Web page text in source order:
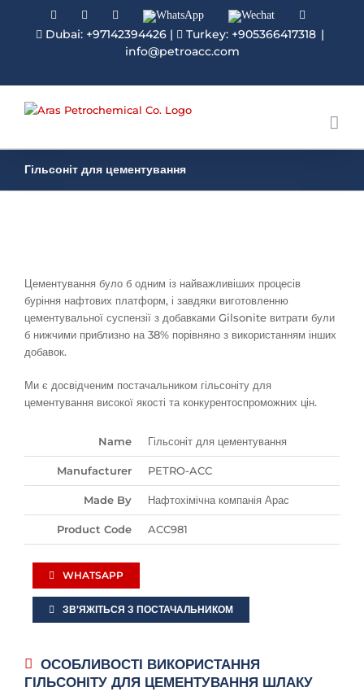
FacebookLinkedinInstagramWhatsApp Wechat
Dubai: +97142394426| Turkey: +905366417318 |
info@petroacc.com
Гільсоніт для цементування
Цементування було б одним із найважливіших процесів
буріння нафтових платформ, і завдяки виготовленню
цементувальної суспензії з добавками Gilsonite витрати були
б нижчими приблизно на 38% порівняно з використанням інших
добавок.
Ми є досвідченим постачальником гільсоніту для
цементування високої якості та конкурентоспроможних цін.
Name Гільсоніт для цементування
Manufacturer PETRO-ACC
Made By Нафтохімічна компанія Арас
Product Code ACC981
WHATSAPP
ЗВ’ЯЖІТЬСЯ З ПОСТАЧАЛЬНИКОМ
ОСОБЛИВОСТІ ВИКОРИСТАННЯ
ГІЛЬСОНІТУ ДЛЯ ЦЕМЕНТУВАННЯ ШЛАКУ